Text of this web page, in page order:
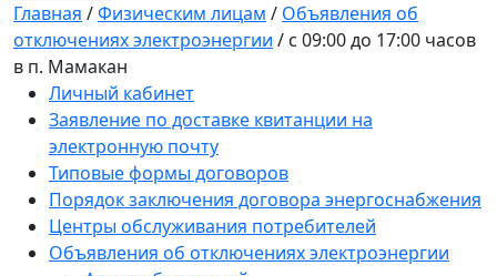
Главная /Физическим лицам / Объявления об
отключениях электроэнергии / с 09:00 до 17:00 часов
в п. Мамакан
Личный кабинет
Заявление по доставке квитанции на
электронную почту
Типовые формы договоров
Порядок заключения договора энергоснабжения
Центры обслуживания потребителей
Объявления об отключениях электроэнергии